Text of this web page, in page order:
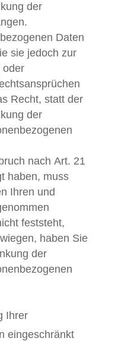
der
Daten
sie jedoch zur
oder
Recht, statt der
der
nach Art. 21
haben, muss
Ihren und
feststeht,
haben Sie
der
Ihrer
eingeschränkt